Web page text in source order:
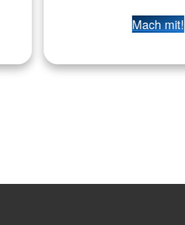
Mach mit!